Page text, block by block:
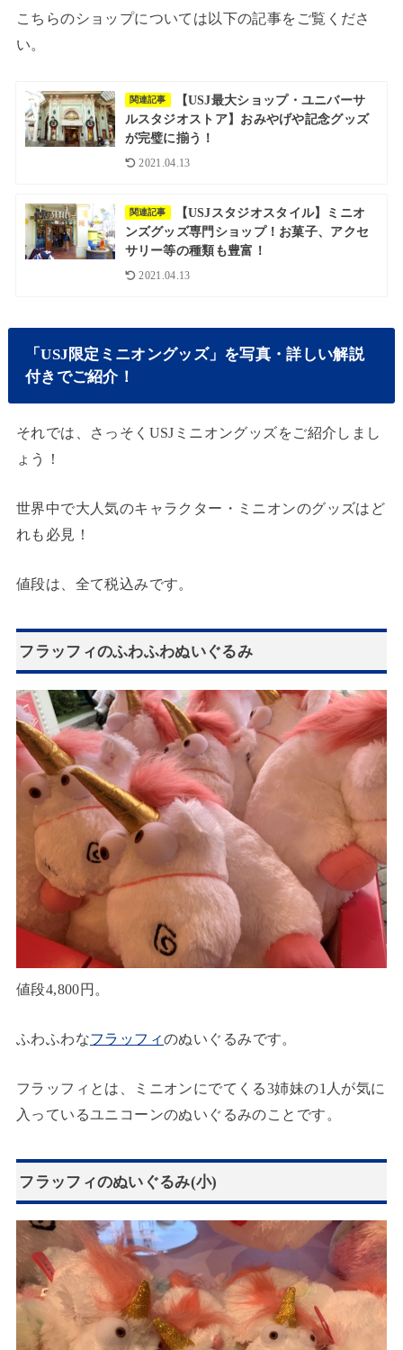
こちらのショップについては以下の記事をご覧くださ
い。
関連記事
【USJ最大ショップ・ユニバーサ
ルスタジオストア】おみやげや記念グッズ
が完璧に揃う！
2021.04.13
関連記事
【USJスタジオスタイル】ミニオ
ンズグッズ専門ショップ！お菓子、アクセ
サリー等の種類も豊富！
2021.04.13
「USJ限定ミニオングッズ」を写真・詳しい解説
付きでご紹介！
それでは、さっそくUSJミニオングッズをご紹介しまし
ょう！
世界中で大人気のキャラクター・ミニオンのグッズはど
れも必見！
値段は、全て税込みです。
フラッフィのふわふわぬいぐるみ
値段4,800円。
ふわふわなフラッフィのぬいぐるみです。
フラッフィとは、ミニオンにでてくる3姉妹の1人が気に
入っているユニコーンのぬいぐるみのことです。
フラッフィのぬいぐるみ(小)